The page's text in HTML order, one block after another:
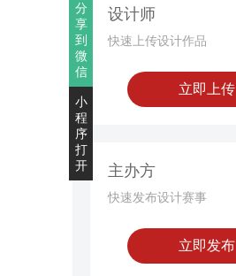
分
享
到
微
信
小
程
序
打
开
设计师
快速上传设计作品
立即上传
主办方
快速发布设计赛事
立即发布